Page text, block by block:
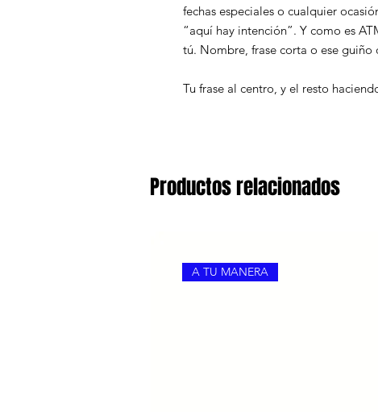
fechas especiales o cualquier
“aquí hay intención”. Y como es
tú. Nombre, frase corta o ese guiño
Tu frase al centro, y el resto
Productos relacionados
A TU MANERA